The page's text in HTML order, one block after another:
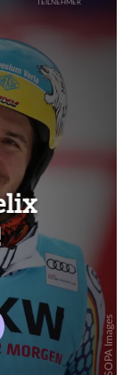
Überspringen
Überspringen